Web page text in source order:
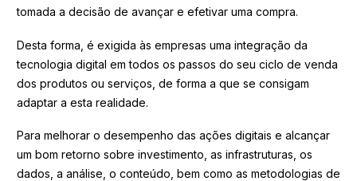
tomada a decisão de avançar e efetivar uma compra.
Desta forma, é exigida às empresas uma integração da
tecnologia digital em todos os passos do seu ciclo de venda
dos produtos ou serviços, de forma a que se consigam
adaptar a esta realidade.
Para melhorar o desempenho das ações digitais e alcançar
um bom retorno sobre investimento, as infrastruturas, os
dados, a análise, o conteúdo, bem como as metodologias de